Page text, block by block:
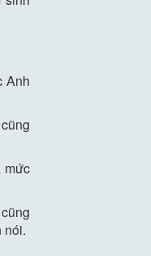
Anh
mức
nói.